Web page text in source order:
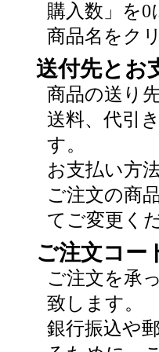
購入数」を
商品名をク
送付先とお
商品の送り
送料、代引
す。
お支払い方
ご注文の商
てご変更く
ご注文コー
ご注文を承
致します。
銀行振込や